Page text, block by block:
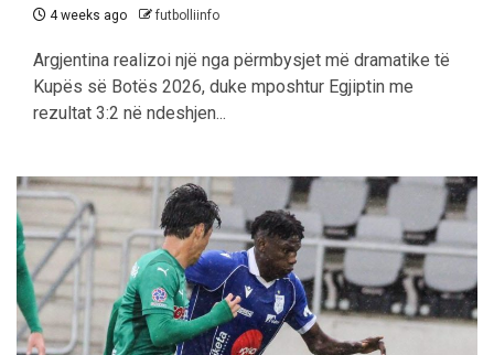
4 weeks ago futbolliinfo
Argjentina realizoi një nga përmbysjet më dramatike të
Kupës së Botës 2026, duke mposhtur Egjiptin me
rezultat 3:2 në ndeshjen...